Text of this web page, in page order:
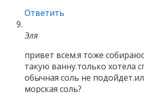
Ответить
Эля
привет всем.я тоже
такую ванну.только хотела
обычная соль не
морская соль?